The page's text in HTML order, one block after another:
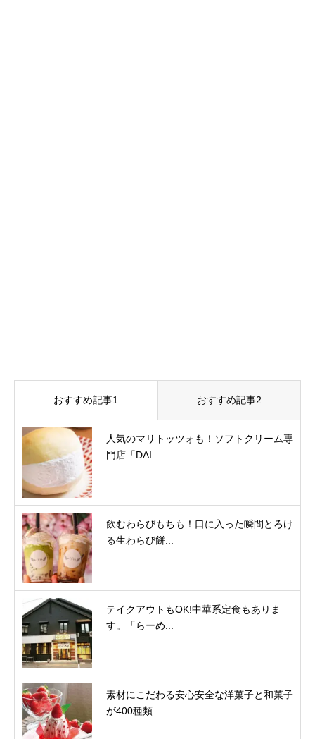
おすすめ記事1 おすすめ記事2
人気のマリトッツォも！ソフトクリーム専
門店「DAI...
飲むわらびもちも！口に入った瞬間とろけ
る生わらび餅...
テイクアウトもOK!中華系定食もありま
す。「らーめ...
素材にこだわる安心安全な洋菓子と和菓子
が400種類...